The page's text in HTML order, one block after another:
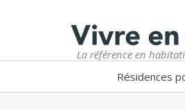
La référence en
Résidences